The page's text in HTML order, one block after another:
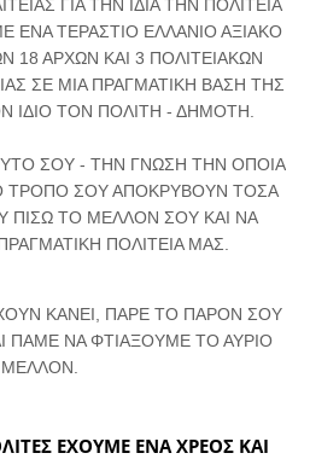
ΓΙΑ ΤΗΝ ΙΔΙΑ ΤΗΝ ΠΟΛΙΤΕΙΑ
ΕΝΑ ΤΕΡΑΣΤΙΟ ΕΛΛΑΝΙΟ ΑΞΙΑΚΟ
18 ΑΡΧΩΝ ΚΑΙ 3 ΠΟΛΙΤΕΙΑΚΩΝ
ΣΕ ΜΙΑ ΠΡΑΓΜΑΤΙΚΗ ΒΑΣΗ ΤΗΣ
ΙΔΙΟ ΤΟΝ ΠΟΛΙΤΗ - ΔΗΜΟΤΗ.
ΣΟΥ - ΤΗΝ ΓΝΩΣΗ ΤΗΝ ΟΠΟΙΑ
ΤΡΟΠΟ ΣΟΥ ΑΠΟΚΡΥΒΟΥΝ ΤΟΣΑ
ΠΙΣΩ ΤΟ ΜΕΛΛΟΝ ΣΟΥ ΚΑΙ ΝΑ
ΠΟΛΙΤΕΙΑ ΜΑΣ.
ΚΑΝΕΙ, ΠΑΡΕ ΤΟ ΠΑΡΟΝ ΣΟΥ
ΠΑΜΕ ΝΑ ΦΤΙΑΞΟΥΜΕ ΤΟ ΑΥΡΙΟ
ΜΕΛΛΟΝ.
ΕΧΟΥΜΕ ΕΝΑ ΧΡΕΟΣ ΚΑΙ